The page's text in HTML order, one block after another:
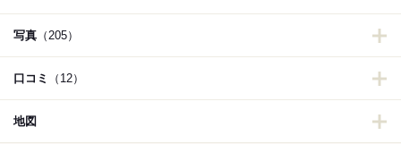
写真 （205）
口コミ （12）
地図